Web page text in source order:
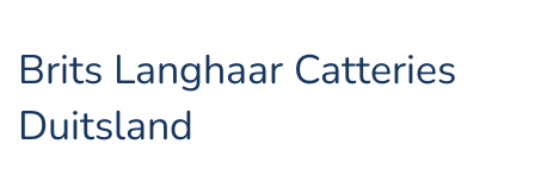
Brits Langhaar Catteries
Duitsland